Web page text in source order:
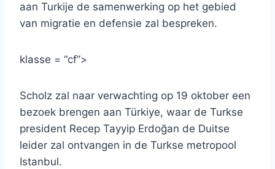
aan Turkije de samenwerking op het gebied
van migratie en defensie zal bespreken.
klasse = “cf”>
Scholz zal naar verwachting op 19 oktober een
bezoek brengen aan Türkiye, waar de Turkse
president Recep Tayyip Erdoğan de Duitse
leider zal ontvangen in de Turkse metropool
Istanbul.